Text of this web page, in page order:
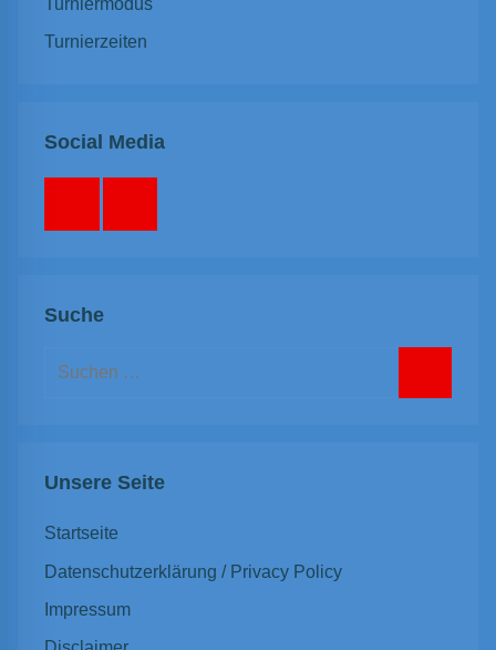
Turnierzeiten
Social Media
Suche
Suchen
Unsere Seite
Startseite
Datenschutzerklärung / Privacy Policy
Impressum